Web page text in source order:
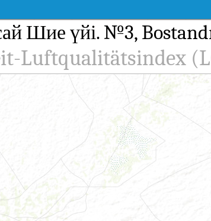
Шие үйі. №3,
Luftqualitätsindex